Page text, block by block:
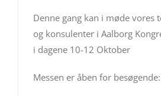
Denne gang kan i møde vores
og konsulenter i Aalborg
i dagene 10-12 Oktober
Messen er åben for besøgende: